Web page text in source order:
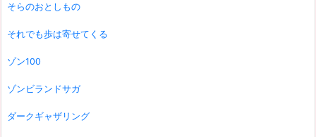
そらのおとしもの
それでも歩は寄せてくる
ゾン100
ゾンビランドサガ
ダークギャザリング